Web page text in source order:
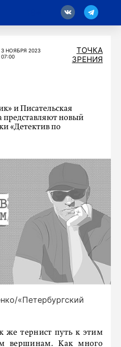
3 НОЯБРЯ 2023
07:00
ТОЧКА
ЗРЕНИЯ
и Писательская
новый
«Детектив по
«Петербургский
же тернист путь к этим
вершинам. Как много